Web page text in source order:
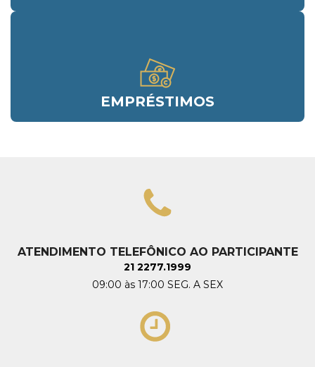
EMPRÉSTIMOS
ATENDIMENTO TELEFÔNICO AO PARTICIPANTE
21 2277.1999
09:00 às 17:00 SEG. A SEX